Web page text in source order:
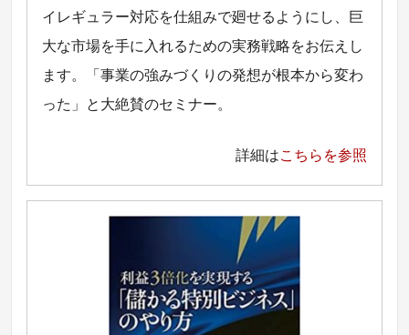
イレギュラー対応を仕組みで廻せるようにし、巨
大な市場を手に入れるための実務戦略をお伝えし
ます。「事業の強みづくりの発想が根本から変わ
った」と大絶賛のセミナー。
詳細はこちらを参照